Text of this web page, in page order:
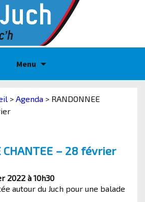
Menu
> Agenda > RANDONNEE
CHANTEE – 28 février
2022 à 10h30
autour du Juch pour une balade